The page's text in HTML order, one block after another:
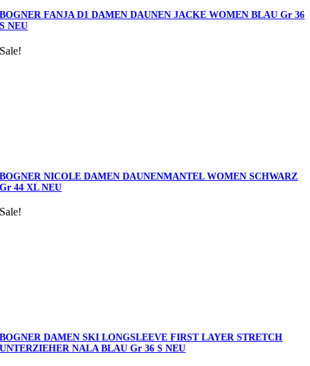
BOGNER FANJA D1 DAMEN DAUNEN JACKE WOMEN BLAU Gr 36
S NEU
Sale!
BOGNER NICOLE DAMEN DAUNENMANTEL WOMEN SCHWARZ
Gr 44 XL NEU
Sale!
BOGNER DAMEN SKI LONGSLEEVE FIRST LAYER STRETCH
UNTERZIEHER NALA BLAU Gr 36 S NEU